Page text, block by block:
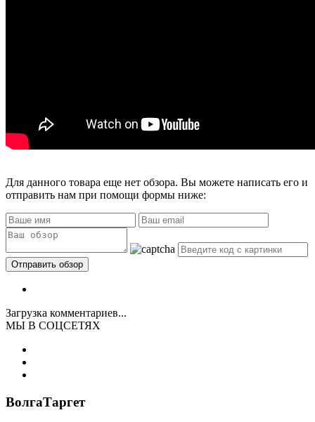
Для данного товара еще нет обзора. Вы можете написать его и
отправить нам при помощи формы ниже:
Загрузка комментариев...
МЫ В СОЦСЕТЯХ
ВолгаТаргет